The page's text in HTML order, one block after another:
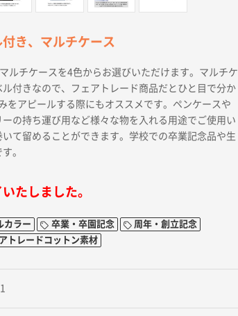
き、マルチケース
ルチケースを4色からお選びいただけます。マルチケ
付きなので、フェアトレード商品だとひと目で分か
をアピールする際にもオススメです。ペンケースや
の持ち運び用など様々な物を入れる用途でご使用い
て留めることができます。学校での卒業記念品や生
。
たしました。
カラー 卒業・卒園記念
周年・創立記念
トレードコットン素材